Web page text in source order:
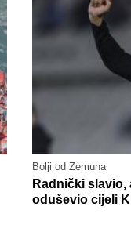
Bolji od Zemuna
Radnički
oduševio cijeli